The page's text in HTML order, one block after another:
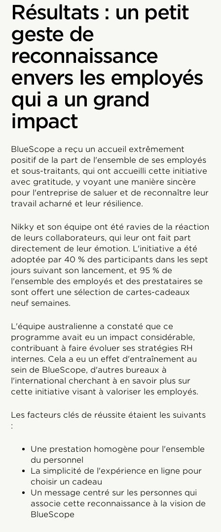
Résultats : un petit
geste de
reconnaissance
envers les employés
qui a un grand
impact
BlueScope a reçu un accueil extrêmement
positif de la part de l'ensemble de ses employés
et sous-traitants, qui ont accueilli cette initiative
avec gratitude, y voyant une manière sincère
pour l'entreprise de saluer et de reconnaître leur
travail acharné et leur résilience.
Nikky et son équipe ont été ravies de la réaction
de leurs collaborateurs, qui leur ont fait part
directement de leur émotion. L'initiative a été
adoptée par 40 % des participants dans les sept
jours suivant son lancement, et 95 % de
l'ensemble des employés et des prestataires se
sont offert une sélection de cartes-cadeaux
neuf semaines.
L'équipe australienne a constaté que ce
programme avait eu un impact considérable,
contribuant à faire évoluer ses stratégies RH
internes. Cela a eu un effet d'entraînement au
sein de BlueScope, d'autres bureaux à
l'international cherchant à en savoir plus sur
cette initiative visant à valoriser les employés.
Les facteurs clés de réussite étaient les suivants
:
Une prestation homogène pour l'ensemble
du personnel
La simplicité de l'expérience en ligne pour
choisir un cadeau
Un message centré sur les personnes qui
associe cette reconnaissance à la vision de
BlueScope